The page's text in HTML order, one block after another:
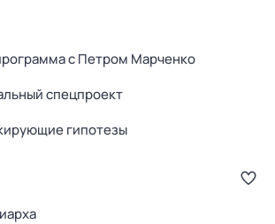
с Петром Марченко
cпецпроект
гипотезы